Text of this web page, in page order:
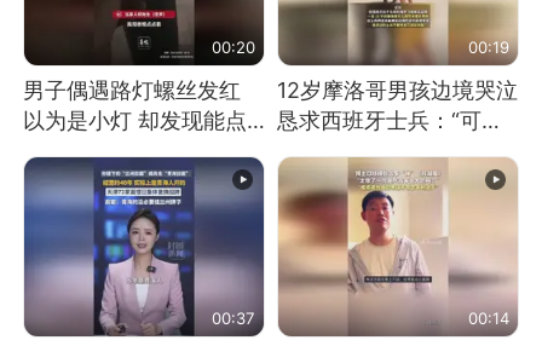
00:20
男子偶遇路灯螺丝发红
以为是小灯 却发现能点
燃香烟 当事人：已报警
处理
00:19
12岁摩洛哥男孩边境哭泣
恳求西班牙士兵：“可不
可以不要把我遣返回国”
00:37 00:14